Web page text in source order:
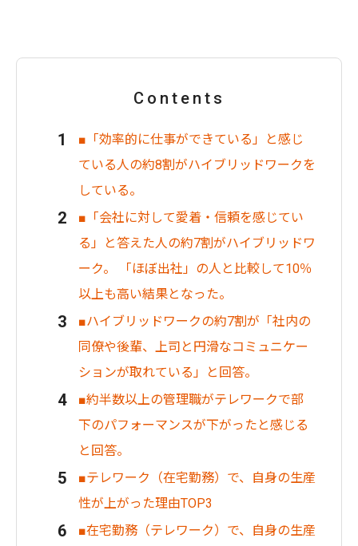
Contents
■「効率的に仕事ができている」と感じ
ている人の約8割がハイブリッドワークを
している。
■「会社に対して愛着・信頼を感じてい
る」と答えた人の約7割がハイブリッドワ
ーク。 「ほぼ出社」の人と比較して10％
以上も高い結果となった。
■ハイブリッドワークの約7割が「社内の
同僚や後輩、上司と円滑なコミュニケー
ションが取れている」と回答。
■約半数以上の管理職がテレワークで部
下のパフォーマンスが下がったと感じる
と回答。
■テレワーク（在宅勤務）で、自身の生産
性が上がった理由TOP3
■在宅勤務（テレワーク）で、自身の生産